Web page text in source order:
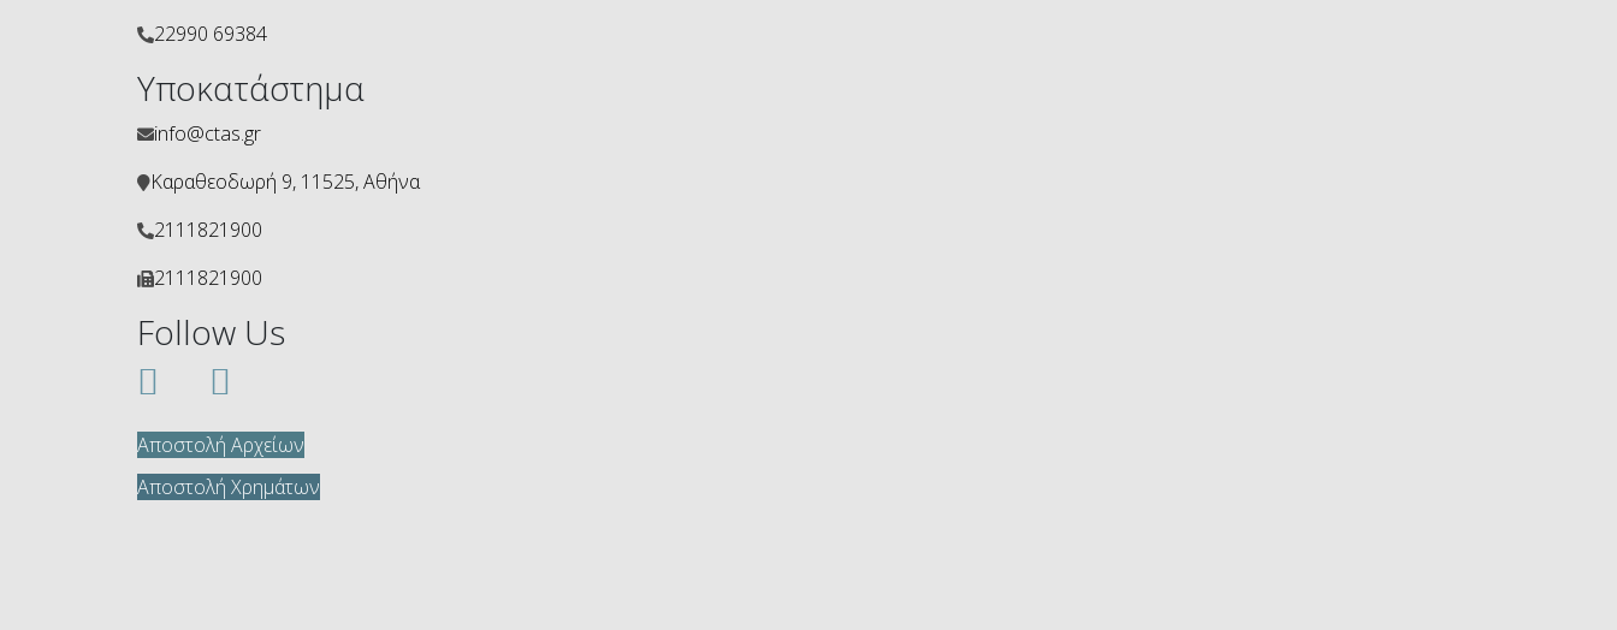
22990 69384
Υποκατάστημα
info@ctas.gr
Καραθεοδωρή 9, 11525, Αθήνα
2111821900
2111821900
Follow Us
Αποστολή Αρχείων
Αποστολή Χρημάτων